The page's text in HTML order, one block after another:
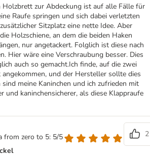
Holzbrett zur Abdeckung ist auf alle Fälle für
Raufe springen und sich dabei verletzten
Sitzplatz eine nette Idee. Aber
Holzschiene, an dem die beiden Haken
nur angetackert. Folglich ist diese nach
Hier wäre eine Verschraubung besser. Dies
auch so gemacht.Ich finde, auf die zwei
und der Hersteller sollte dies
meine Kaninchen und ich zufrieden mit
und kaninchensicherer, als diese Klappraufe
from zero to 5: 5/5
2